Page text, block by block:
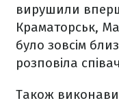
вирушили
Краматорськ,
було зовсім
розповіла
Також